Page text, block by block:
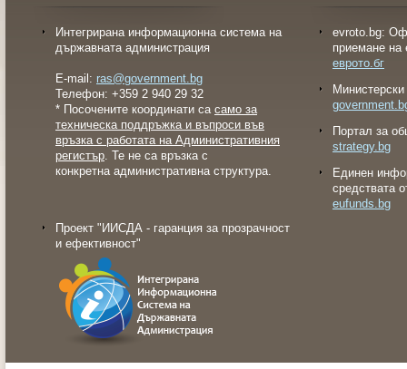
Интегрирана информационна система на
държавната администрация
E-mail: ras@government.bg
Телефон: +359 2 940 29 32
* Посочените координати са само за
техническа поддръжка и въпроси във
връзка с работата на Административния
регистър. Те не са връзка с
конкретна административна структура.
Проект "ИИСДА - гаранция за прозрачност
и ефективност"
evroto.bg:
приемане на
еврото.бг
Портал за
strategy.bg
Eдинен
средствата
eufunds.bg